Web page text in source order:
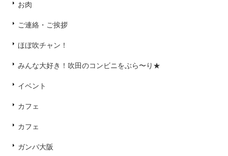
お肉
ご連絡・ご挨拶
ほぼ吹チャン！
みんな大好き！吹田のコンビニをぶら〜り★
イベント
カフェ
カフェ
ガンバ大阪